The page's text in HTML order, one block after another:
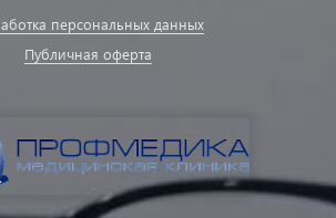
персональных данных
Публичная оферта